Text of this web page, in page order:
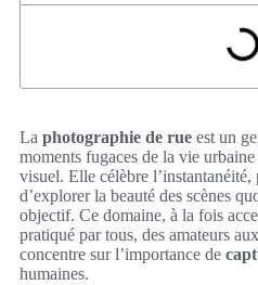
La photographie de rue est un
moments fugaces de la vie
visuel. Elle célèbre
d’explorer la beauté des scènes
objectif. Ce domaine, à la fois
pratiqué par tous, des amateurs
concentre sur l’importance de
humaines.